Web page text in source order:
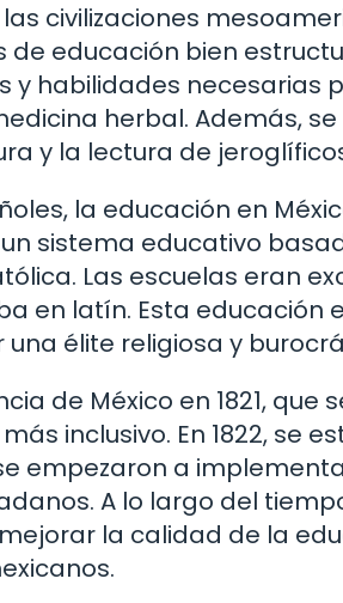
civilizaciones
educación bien
y habilidades necesarias
herbal. Además,
y la lectura de
la educación en
sistema educativo
Las escuelas eran
en latín. Esta educación
élite religiosa y
de México en 1821,
inclusivo. En 1822, se
empezaron a
A lo largo del
la calidad de la